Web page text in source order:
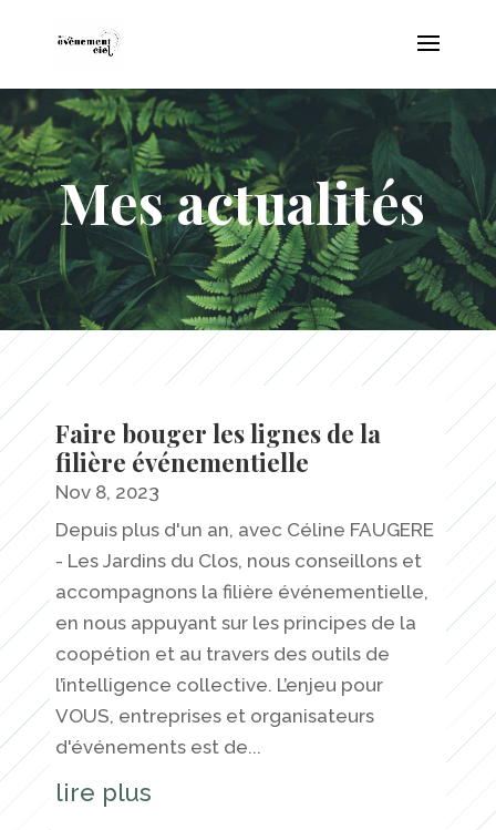
Mes actualités
Faire bouger les lignes de la
filière événementielle
Nov 8, 2023
Depuis plus d'un an, avec Céline FAUGERE
- Les Jardins du Clos, nous conseillons et
accompagnons la filière événementielle,
en nous appuyant sur les principes de la
coopétion et au travers des outils de
l’intelligence collective. L’enjeu pour
VOUS, entreprises et organisateurs
d'événements est de...
lire plus